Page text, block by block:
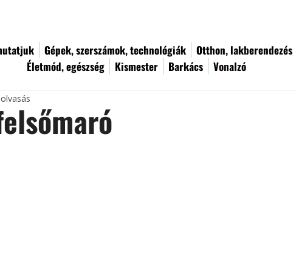
Gépek, szerszámok, technológiák Otthon, lakberendezés
Életmód, egészség
Kismester Barkács Vonalzó